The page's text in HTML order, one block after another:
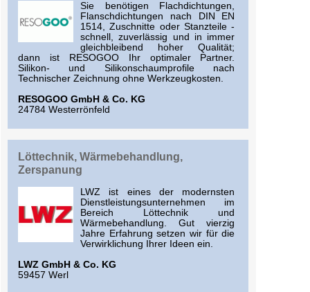
Sie benötigen Flachdichtungen,
Flanschdichtungen nach DIN EN
1514, Zuschnitte oder Stanzteile -
schnell, zuverlässig und in immer
gleichbleibend hoher Qualität;
dann ist RESOGOO Ihr optimaler Partner.
Silikon- und Silikonschaumprofile nach
Technischer Zeichnung ohne Werkzeugkosten.
RESOGOO GmbH & Co. KG
24784 Westerrönfeld
Löttechnik, Wärmebehandlung,
Zerspanung
LWZ ist eines der modernsten
Dienstleistungsunternehmen im
Bereich Löttechnik und
Wärmebehandlung. Gut vierzig
Jahre Erfahrung setzen wir für die
Verwirklichung Ihrer Ideen ein.
LWZ GmbH & Co. KG
59457 Werl